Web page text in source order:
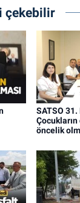
çekebilir
SATSO
öncelik